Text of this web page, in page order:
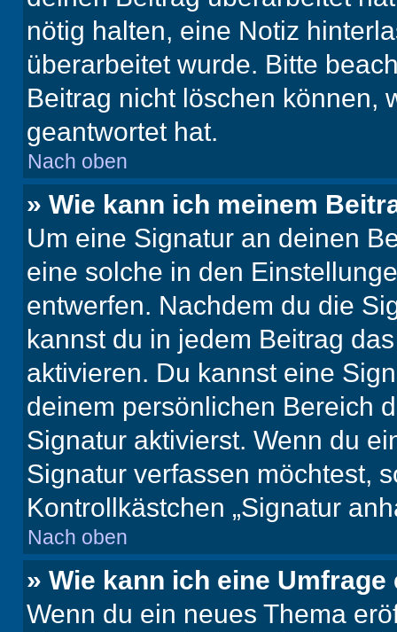
nötig halten, eine Notiz
überarbeitet wurde. Bitte
Beitrag nicht löschen können,
geantwortet hat.
Nach oben
» Wie kann ich meinem
Um eine Signatur an deinen
eine solche in den
entwerfen. Nachdem du die
kannst du in jedem Beitrag
aktivieren. Du kannst eine
deinem persönlichen Bereich
Signatur aktivierst. Wenn du
Signatur verfassen möchtest,
Kontrollkästchen „Signatur
Nach oben
» Wie kann ich eine
Wenn du ein neues Thema